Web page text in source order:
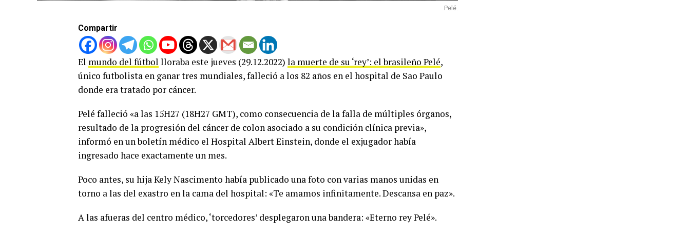
Pelé.
Compartir
El mundo del fútbol lloraba este jueves (29.12.2022) la muerte de su ‘rey’: el brasileño Pelé,
único futbolista en ganar tres mundiales, falleció a los 82 años en el hospital de Sao Paulo
donde era tratado por cáncer.
Pelé falleció «a las 15H27 (18H27 GMT), como consecuencia de la falla de múltiples órganos,
resultado de la progresión del cáncer de colon asociado a su condición clínica previa»,
informó en un boletín médico el Hospital Albert Einstein, donde el exjugador había
ingresado hace exactamente un mes.
Poco antes, su hija Kely Nascimento había publicado una foto con varias manos unidas en
torno a las del exastro en la cama del hospital: «Te amamos infinitamente. Descansa en paz».
A las afueras del centro médico, ‘torcedores’ desplegaron una bandera: «Eterno rey Pelé».